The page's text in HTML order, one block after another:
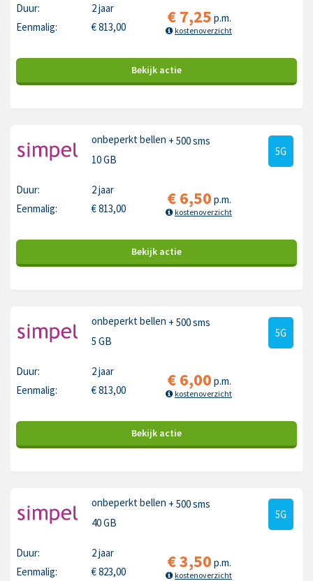
Duur:
2 jaar
Eenmalig:
€813,00 €7,25 p.m.
kostenoverzicht
Bekijk actie
onbeperkt bellen + 500 sms
10 GB
5G
Duur:
2 jaar
Eenmalig:
€813,00 €6,50 p.m.
kostenoverzicht
Bekijk actie
onbeperkt bellen + 500 sms
5 GB
5G
Duur:
2 jaar
Eenmalig:
€813,00 €6,00 p.m.
kostenoverzicht
Bekijk actie
onbeperkt bellen + 500 sms
40 GB
5G
Duur:
2 jaar
Eenmalig:
€823,00 €3,50 p.m.
kostenoverzicht